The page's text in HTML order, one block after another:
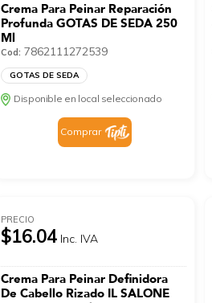
Crema Para Peinar Reparación
Profunda GOTAS DE SEDA 250
Ml
Cod: 7862111272539
GOTAS DE SEDA
Disponible en local seleccionado
Comprar
PRECIO
$16.04 Inc. IVA
Crema Para Peinar Definidora
De Cabello Rizado IL SALONE